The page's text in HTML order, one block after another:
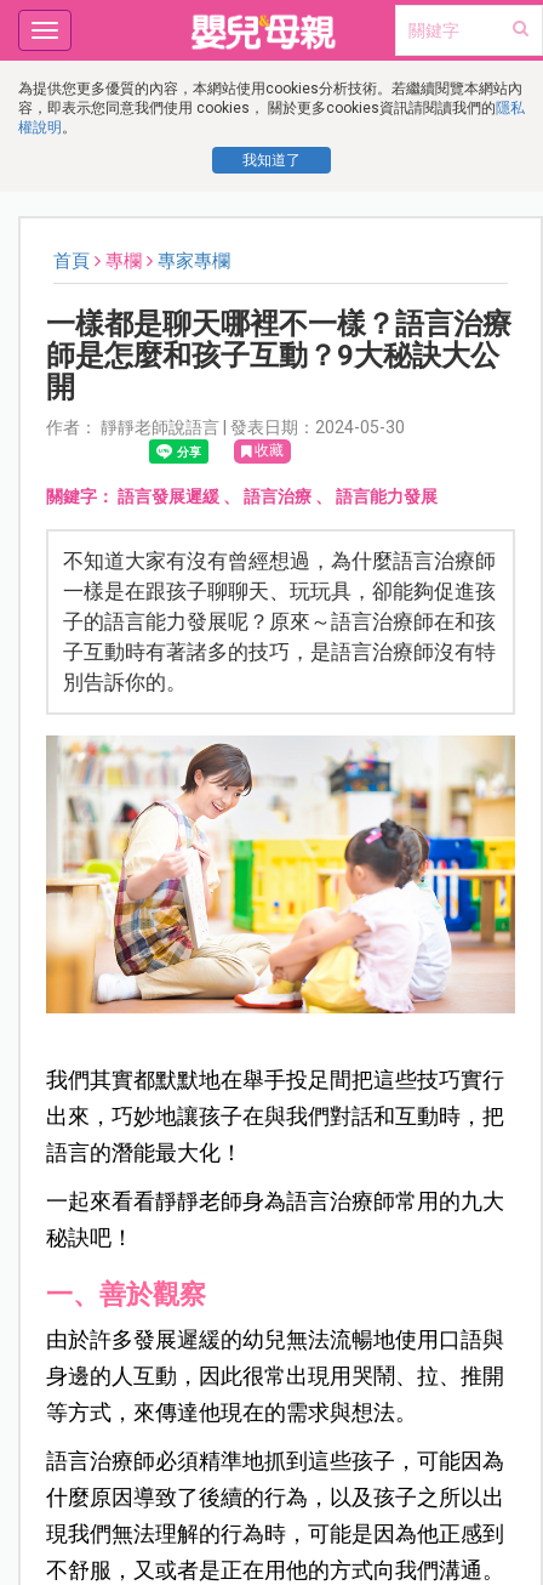
為提供您更多優質的內容，本網站使用cookies分析技術。若繼續閱覽本網站內
容，即表示您同意我們使用 cookies， 關於更多cookies資訊請閱讀我們的隱私
權說明 。
我知道了
Toggle
navigation
首頁 專欄 專家專欄
一樣都是聊天哪裡不一樣？語言治療
師是怎麼和孩子互動？9大秘訣大公
開
作者： 靜靜老師說語言 | 發表日期：2024-05-30
收藏
關鍵字： 語言發展遲緩、 語言治療、 語言能力發展
不知道大家有沒有曾經想過，為什麼語言治療師
一樣是在跟孩子聊聊天、玩玩具，卻能夠促進孩
子的語言能力發展呢？原來～語言治療師在和孩
子互動時有著諸多的技巧，是語言治療師沒有特
別告訴你的。
我們其實都默默地在舉手投足間把這些技巧實行
出來，巧妙地讓孩子在與我們對話和互動時，把
語言的潛能最大化！
一起來看看靜靜老師身為語言治療師常用的九大
秘訣吧！
一、善於觀察
由於許多發展遲緩的幼兒無法流暢地使用口語與
身邊的人互動，因此很常出現用哭鬧、拉、推開
等方式，來傳達他現在的需求與想法。
語言治療師必須精準地抓到這些孩子，可能因為
什麼原因導致了後續的行為，以及孩子之所以出
現我們無法理解的行為時，可能是因為他正感到
不舒服，又或者是正在用他的方式向我們溝通。